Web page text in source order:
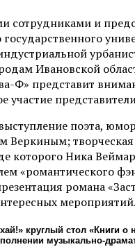
и
Ивановской
Ф» представит
поэта,
творческая
которого Ника
«романтического
романа
мероприятий.
круглый стол «Книги
музыкально-